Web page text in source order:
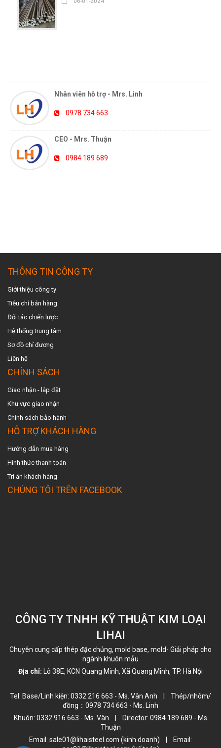
Nhân viên hỗ trợ - Mrs. Linh
0978 734 663
CEO - Mrs. Thuận
0984 189 689
THÔNG TIN CÔNG TY
Giới thiệu công ty
Tiêu chí bán hàng
Đối tác chiến lược
Hệ thống trung tâm
Sơ đồ chỉ đương
Liên hệ
CHÍNH SÁCH
Giao nhận - lắp đặt
Khu vực giao nhận
Chính sách bảo hành
HỖ TRỢ KHÁCH HÀNG
Hướng dẫn mua hàng
Hình thức thanh toán
Tri ân khách hàng
CHÚNG TÔI TRÊN FACEBOOK
CÔNG TY TNHH KỸ THUẬT KIM LOẠI
LIHAI
Chuyên cung cấp thép đặc chủng, mold base, mold- Giải pháp cho
ngành khuôn mẫu
Địa chỉ:
Lô 38E, KCN Quang Minh, Xã Quang Minh, TP. Hà Nội
Tel: Base/Linh kiện: 0332 216 663 - Ms. Vân Anh | Thép/nhôm/
đồng：0978 734 663 - Ms. Linh
Khuôn: 0332 916 663 - Ms. Vân | Director: 0984 189 689 - Ms
Thuận
Email: sale01@lihaisteel.com (kinh doanh) | Email: